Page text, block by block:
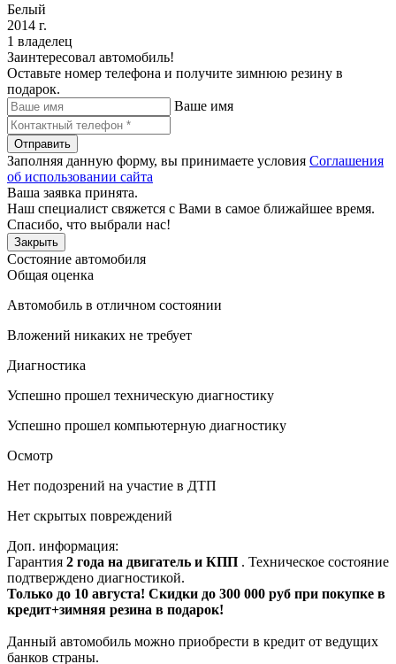
Белый
2014 г.
1 владелец
Заинтересовал автомобиль!
Оставьте номер телефона и получите зимнюю резину в
подарок.
Ваше имя
Отправить
Заполняя данную форму, вы принимаете условия Соглашения
об использовании сайта
Ваша заявка принята.
Наш специалист свяжется с Вами в самое ближайшее время.
Спасибо, что выбрали нас!
Закрыть
Состояние автомобиля
Общая оценка
Автомобиль в отличном состоянии
Вложений никаких не требует
Диагностика
Успешно прошел техническую диагностику
Успешно прошел компьютерную диагностику
Осмотр
Нет подозрений на участие в ДТП
Нет скрытых повреждений
Доп. информация:
Гарантия 2 года на двигатель и КПП . Техническое состояние
подтверждено диагностикой.
Только до 10 августа! Скидки до 300 000 руб при покупке в
кредит+зимняя резина в подарок!
Данный автомобиль можно приобрести в кредит от ведущих
банков страны.